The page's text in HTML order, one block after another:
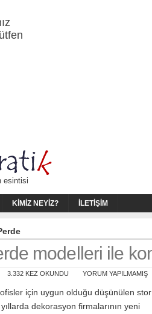
esintisi
KIMIZ NEYIZ? İLETIŞIM
modelleri ile
3.332 KEZ OKUNDU YORUM YAPILMAMIŞ
için uygun olduğu düşünülen stor
dekorasyon firmalarının yeni